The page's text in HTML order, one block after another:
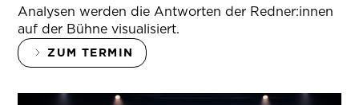
Analysen werden die Antworten der Redner:innen
auf der Bühne visualisiert.
ZUM TERMIN